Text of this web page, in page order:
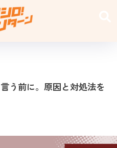
う前に。原因と対処法を